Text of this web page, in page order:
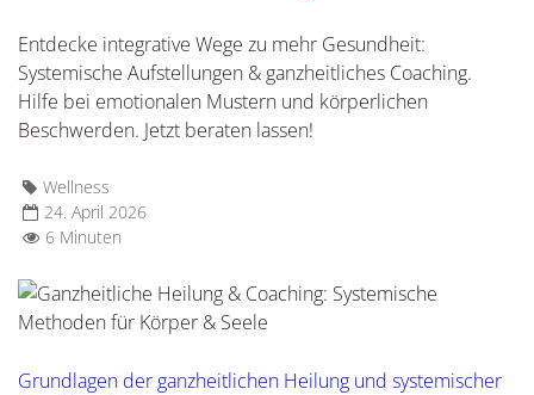
Entdecke integrative Wege zu mehr Gesundheit:
Systemische Aufstellungen & ganzheitliches Coaching.
Hilfe bei emotionalen Mustern und körperlichen
Beschwerden. Jetzt beraten lassen!
Wellness
24. April 2026
6 Minuten
Grundlagen der ganzheitlichen Heilung und systemischer